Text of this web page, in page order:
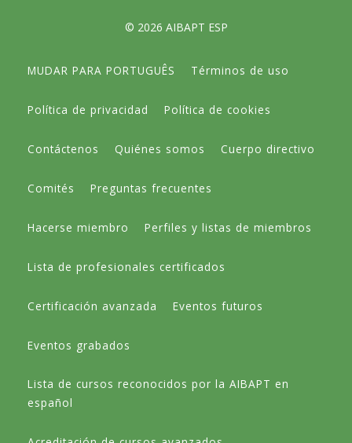
© 2026 AIBAPT ESP
MUDAR PARA PORTUGUÊS Términos de uso
Política de privacidad Política de cookies
Contáctenos Quiénes somos Cuerpo directivo
Comités Preguntas frecuentes
Hacerse miembro Perfiles y listas de miembros
Lista de profesionales certificados
Certificación avanzada Eventos futuros
Eventos grabados
Lista de cursos reconocidos por la AIBAPT en
español